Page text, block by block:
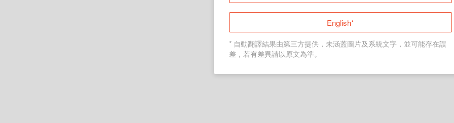
English*
* 自動翻譯結果由第三方提供，未涵蓋圖片及系統文字，並可能存在誤
差，若有差異請以原文為準。